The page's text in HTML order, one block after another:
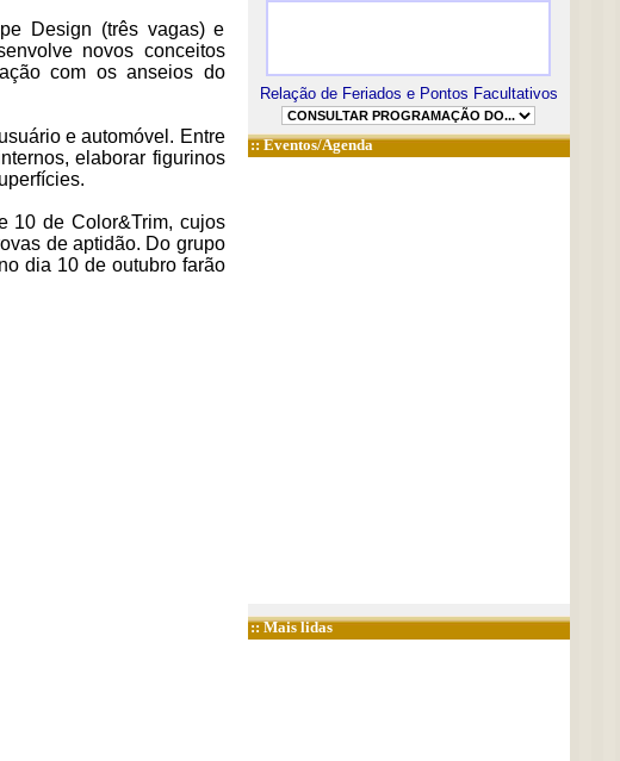
Design (três vagas) e
novos conceitos
com os anseios do
e automóvel. Entre
elaborar figurinos
10 de Color&Trim, cujos
de aptidão. Do grupo
dia 10 de outubro farão
Relação de Feriados e Pontos Facultativos
::Eventos/Agenda
:: Mais lidas